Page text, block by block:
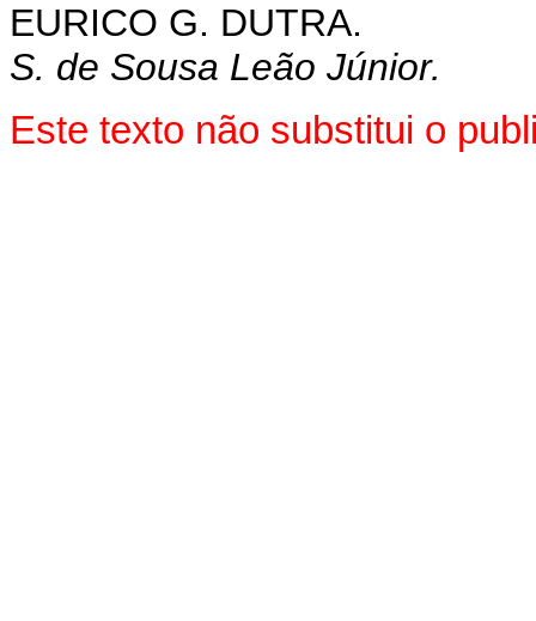
EURICO G. DUTRA.
S. de Sousa Leão Júnior.
Este texto não substitui o